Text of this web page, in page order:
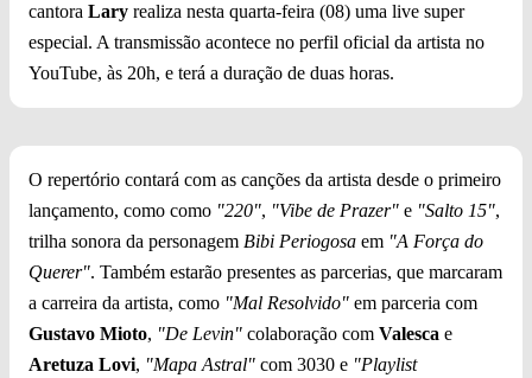
cantora Lary realiza nesta quarta-feira (08) uma live super
especial. A transmissão acontece no perfil oficial da artista no
YouTube, às 20h, e terá a duração de duas horas.
O repertório contará com as canções da artista desde o primeiro
lançamento, como como "220", "Vibe de Prazer" e "Salto 15",
trilha sonora da personagem Bibi Periogosa em "A Força do
Querer". Também estarão presentes as parcerias, que marcaram
a carreira da artista, como "Mal Resolvido" em parceria com
Gustavo Mioto, "De Levin" colaboração com Valesca e
Aretuza Lovi, "Mapa Astral" com 3030 e "Playlist